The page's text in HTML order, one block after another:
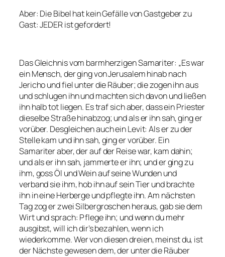
Aber: Die Bibel hat kein Gefälle von Gastgeber zu
Gast: JEDER ist gefordert!
Das Gleichnis vom barmherzigen Samariter: „Es war
ein Mensch, der ging von Jerusalem hinab nach
Jericho und fiel unter die Räuber; die zogen ihn aus
und schlugen ihn und machten sich davon und ließen
ihn halb tot liegen. Es traf sich aber, dass ein Priester
dieselbe Straße hinabzog; und als er ihn sah, ging er
vorüber. Desgleichen auch ein Levit: Als er zu der
Stelle kam und ihn sah, ging er vorüber. Ein
Samariter aber, der auf der Reise war, kam dahin;
und als er ihn sah, jammerte er ihn; und er ging zu
ihm, goss Öl und Wein auf seine Wunden und
verband sie ihm, hob ihn auf sein Tier und brachte
ihn in eine Herberge und pflegte ihn. Am nächsten
Tag zog er zwei Silbergroschen heraus, gab sie dem
Wirt und sprach: Pflege ihn; und wenn du mehr
ausgibst, will ich dir’s bezahlen, wenn ich
wiederkomme. Wer von diesen dreien, meinst du, ist
der Nächste gewesen dem, der unter die Räuber